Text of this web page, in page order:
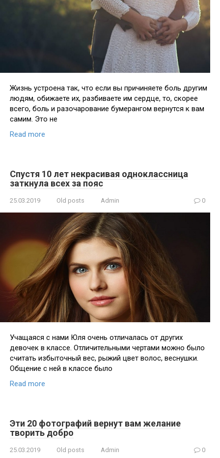
Жизнь устроена так, что если вы причиняете боль другим
людям, обижаете их, разбиваете им сердце, то, скорее
всего, боль и разочарование бумерангом вернутся к вам
самим. Это не
Read more
Спустя 10 лет некрасивая одноклассница
заткнула всех за пояс
25.03.2019 Old posts Admin 0
Учащаяся с нами Юля очень отличалась от других
девочек в классе. Отличительными чертами можно было
считать избыточный вес, рыжий цвет волос, веснушки.
Общение с ней в классе было
Read more
Эти 20 фотографий вернут вам желание
творить добро
25.03.2019 Old posts Admin 0